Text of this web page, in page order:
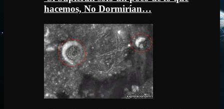
hacemos, No Dormirían…